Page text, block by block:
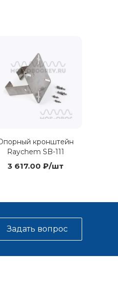
кронштейн
Raychem SB-111
3 617.00 ₽/шт
Задать вопрос